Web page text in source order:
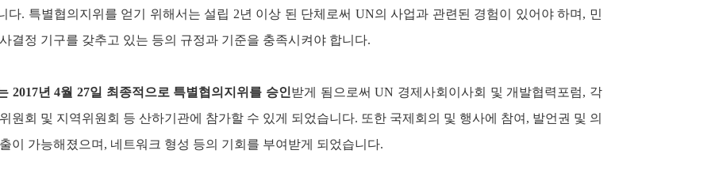
다. 특별협의지위를 얻기 위해서는 설립 2년 이상 된 단체로써 UN의 사업과 관련된 경험이 있어야 하며, 민
결정 기구를 갖추고 있는 등의 규정과 기준을 충족시켜야 합니다.
2017년 4월 27일 최종적으로 특별협의지위를 승인받게 됨으로써 UN 경제사회이사회 및 개발협력포럼, 각
원회 및 지역위원회 등 산하기관에 참가할 수 있게 되었습니다. 또한 국제회의 및 행사에 참여, 발언권 및 의
이 가능해졌으며, 네트워크 형성 등의 기회를 부여받게 되었습니다.